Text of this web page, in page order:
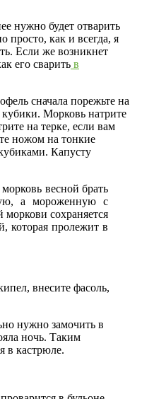
нужно будет отварить
просто, как и всегда, я
Если же возникнет
его сварить в
сначала порежьте на
Морковь натрите
на терке, если вам
ножом на тонкие
Капусту
весной брать
а мороженную с
сохраняется
которая пролежит в
внесите фасоль,
нужно замочить в
ночь. Таким
в кастрюле.